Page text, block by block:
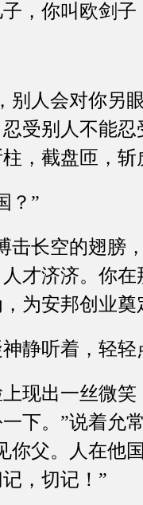
，你叫欧剑子
人会对你另眼
受别人不能
，截盘匝，斩
？”
长空的翅膀
才济济。你
为安邦创业奠
听着，轻轻
出一丝微笑
下。”说着允
你父。人在他
，切记！”